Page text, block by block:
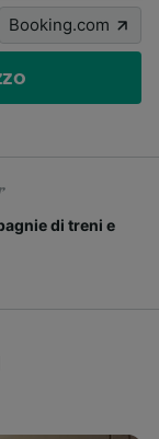
Booking.com
di treni e